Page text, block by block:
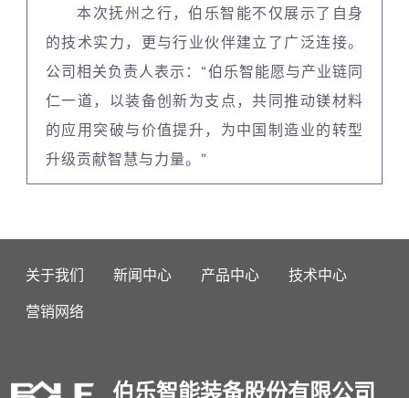
本次抚州之行，伯乐智能不仅展示了自身
的技术实力，更与行业伙伴建立了广泛连接。
公司相关负责人表示：“伯乐智能愿与产业链同
仁一道，以装备创新为支点，共同推动镁材料
的应用突破与价值提升，为中国制造业的转型
升级贡献智慧与力量。”
关于我们 新闻中心 产品中心
技术中心
营销网络
伯乐智能装备股份有限公司